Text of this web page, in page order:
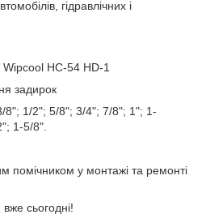
гідравлічних і
Wipcool HC-54 HD-1
задирок
8"; 1/2"; 5/8"; 3/4"; 7/8"; 1"; 1-
1-5/8".
помічником у монтажі та ремонті
сьогодні!